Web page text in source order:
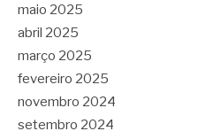
maio 2025
abril 2025
março 2025
fevereiro 2025
novembro 2024
setembro 2024